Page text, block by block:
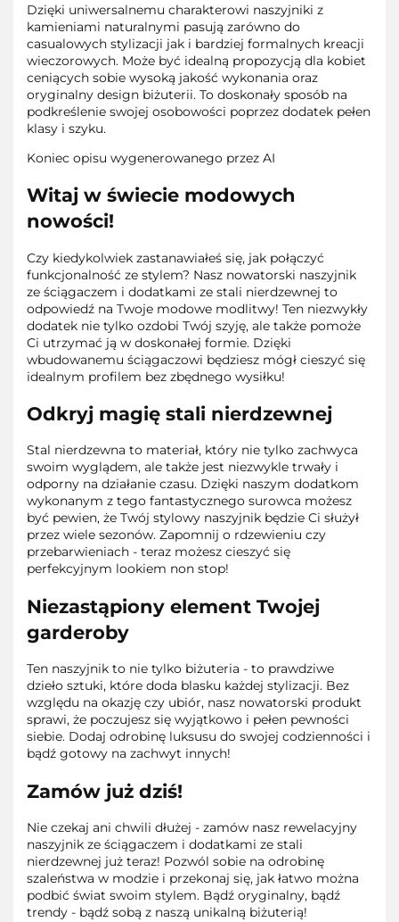
Dzięki uniwersalnemu charakterowi naszyjniki z
kamieniami naturalnymi pasują zarówno do
casualowych stylizacji jak i bardziej formalnych kreacji
wieczorowych. Może być idealną propozycją dla kobiet
ceniących sobie wysoką jakość wykonania oraz
oryginalny design biżuterii. To doskonały sposób na
podkreślenie swojej osobowości poprzez dodatek pełen
klasy i szyku.
Koniec opisu wygenerowanego przez AI
Witaj w świecie modowych
nowości!
Czy kiedykolwiek zastanawiałeś się, jak połączyć
funkcjonalność ze stylem? Nasz nowatorski naszyjnik
ze ściągaczem i dodatkami ze stali nierdzewnej to
odpowiedź na Twoje modowe modlitwy! Ten niezwykły
dodatek nie tylko ozdobi Twój szyję, ale także pomoże
Ci utrzymać ją w doskonałej formie. Dzięki
wbudowanemu ściągaczowi będziesz mógł cieszyć się
idealnym profilem bez zbędnego wysiłku!
Odkryj magię stali nierdzewnej
Stal nierdzewna to materiał, który nie tylko zachwyca
swoim wyglądem, ale także jest niezwykle trwały i
odporny na działanie czasu. Dzięki naszym dodatkom
wykonanym z tego fantastycznego surowca możesz
być pewien, że Twój stylowy naszyjnik będzie Ci służył
przez wiele sezonów. Zapomnij o rdzewieniu czy
przebarwieniach - teraz możesz cieszyć się
perfekcyjnym lookiem non stop!
Niezastąpiony element Twojej
garderoby
Ten naszyjnik to nie tylko biżuteria - to prawdziwe
dzieło sztuki, które doda blasku każdej stylizacji. Bez
względu na okazję czy ubiór, nasz nowatorski produkt
sprawi, że poczujesz się wyjątkowo i pełen pewności
siebie. Dodaj odrobinę luksusu do swojej codzienności i
bądź gotowy na zachwyt innych!
Zamów już dziś!
Nie czekaj ani chwili dłużej - zamów nasz rewelacyjny
naszyjnik ze ściągaczem i dodatkami ze stali
nierdzewnej już teraz! Pozwól sobie na odrobinę
szaleństwa w modzie i przekonaj się, jak łatwo można
podbić świat swoim stylem. Bądź oryginalny, bądź
trendy - bądź sobą z naszą unikalną biżuterią!